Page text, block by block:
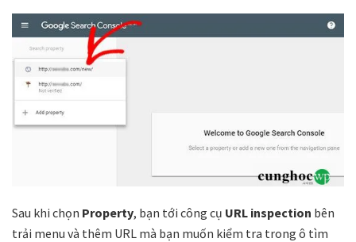
Sau khi chọn Property, bạn tới công cụ URL inspection bên
trải menu và thêm URL mà bạn muốn kiểm tra trong ô tìm